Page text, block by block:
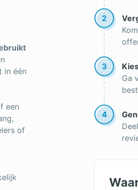
in één
een
of
2
3
Ga
4